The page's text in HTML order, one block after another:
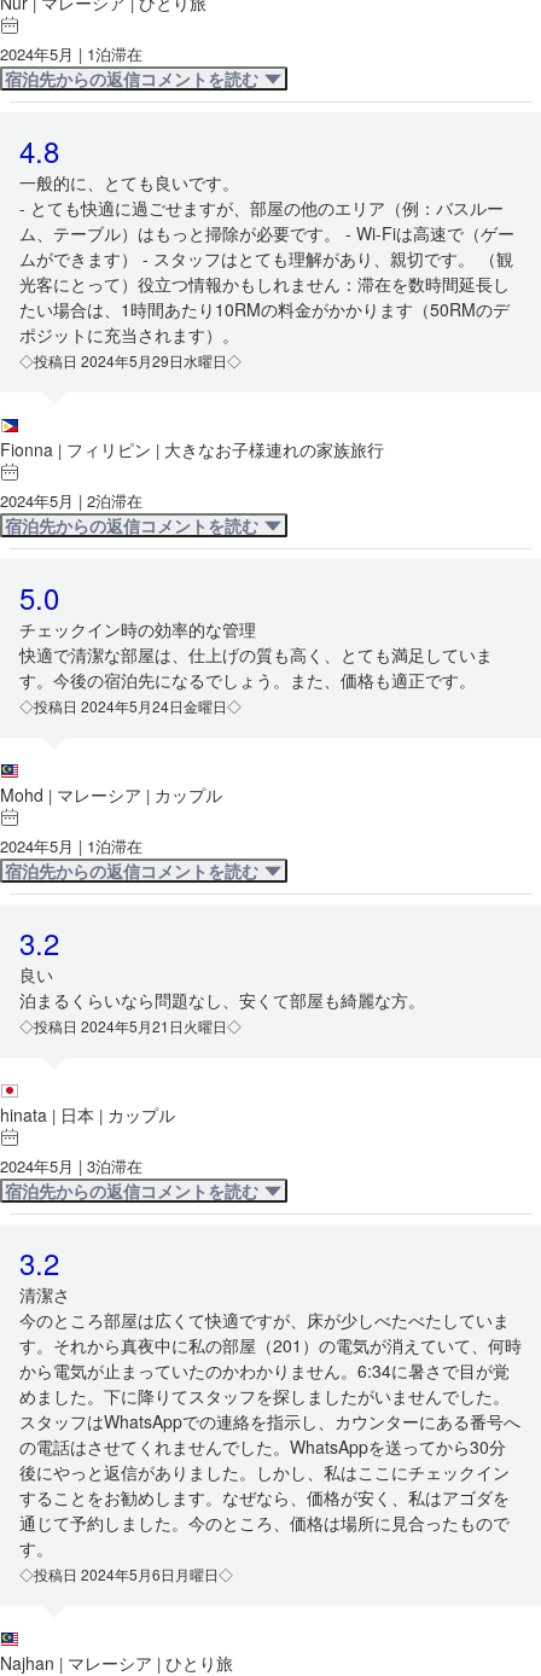
2024年5月 | 1泊滞在
宿泊先からの返信コメントを読む
4.8
一般的に、とても良いです。
- とても快適に過ごせますが、部屋の他のエリア（例：バスルー
ム、テーブル）はもっと掃除が必要です。 - Wi-Fiは高速で（ゲー
ムができます） - スタッフはとても理解があり、親切です。 （観
光客にとって）役立つ情報かもしれません：滞在を数時間延長し
たい場合は、1時間あたり10RMの料金がかかります（50RMのデ
ポジットに充当されます）。
◇投稿日 2024年5月29日水曜日◇
Fionna | フィリピン | 大きなお子様連れの家族旅行
2024年5月 | 2泊滞在
宿泊先からの返信コメントを読む
5.0
チェックイン時の効率的な管理
快適で清潔な部屋は、仕上げの質も高く、とても満足していま
す。今後の宿泊先になるでしょう。また、価格も適正です。
◇投稿日 2024年5月24日金曜日◇
Mohd | マレーシア | カップル
2024年5月 | 1泊滞在
宿泊先からの返信コメントを読む
3.2
良い
泊まるくらいなら問題なし、安くて部屋も綺麗な方。
◇投稿日 2024年5月21日火曜日◇
hinata | 日本 | カップル
2024年5月 | 3泊滞在
宿泊先からの返信コメントを読む
3.2
清潔さ
今のところ部屋は広くて快適ですが、床が少しべたべたしていま
す。それから真夜中に私の部屋（201）の電気が消えていて、何時
から電気が止まっていたのかわかりません。6:34に暑さで目が覚
めました。下に降りてスタッフを探しましたがいませんでした。
スタッフはWhatsAppでの連絡を指示し、カウンターにある番号へ
の電話はさせてくれませんでした。WhatsAppを送ってから30分
後にやっと返信がありました。しかし、私はここにチェックイン
することをお勧めします。なぜなら、価格が安く、私はアゴダを
通じて予約しました。今のところ、価格は場所に見合ったもので
す。
◇投稿日 2024年5月6日月曜日◇
Najhan | マレーシア | ひとり旅